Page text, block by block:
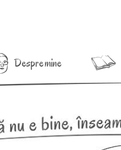
Despre mine